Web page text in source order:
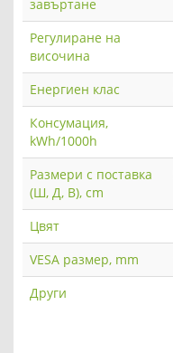
завъртане
Регулиране на
височина
Енергиен клас
Консумация,
kWh/1000h
Размери с поставка
(Ш, Д, В), cm
Цвят
VESA размер, mm
Други